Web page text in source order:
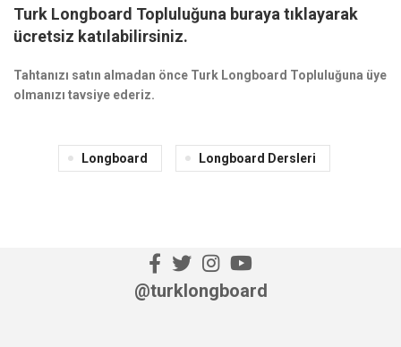
Turk Longboard Topluluğuna buraya tıklayarak
ücretsiz katılabilirsiniz.
Tahtanızı satın almadan önce Turk Longboard Topluluğuna üye
olmanızı tavsiye ederiz.
Longboard Longboard Dersleri
@turklongboard